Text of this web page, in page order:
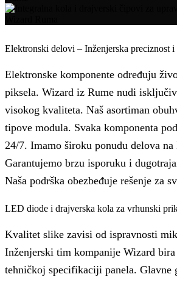
Elektronski delovi – Inženjerska preciznost i
Elektronske komponente određuju
piksela. Wizard iz Rume nudi
visokog kvaliteta. Naš asortiman
tipove modula. Svaka komponenta
24/7. Imamo široku ponudu delova
Garantujemo brzu isporuku i
Naša podrška obezbeđuje rešenje za
LED diode i drajverska kola za vrhunski
Kvalitet slike zavisi od ispravnosti
Inženjerski tim kompanije Wizard bira
tehničkoj specifikaciji panela. Glavne